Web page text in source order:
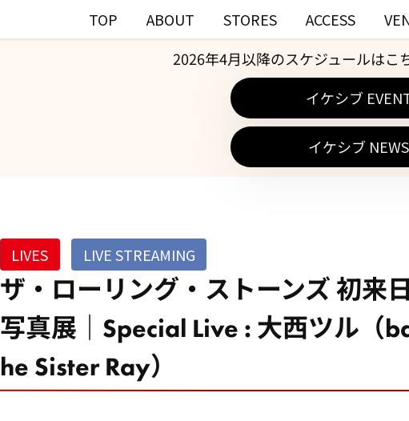
TOP ABOUT STORES ACCESS
2026年4月以降のスケジュールはこ
イケシブ
イケシブ NEWS
LIVES LIVE STREAMING
ザ・ローリング・ストーンズ 初来
写真展｜Special Live : 大西ツル（
he Sister Ray）